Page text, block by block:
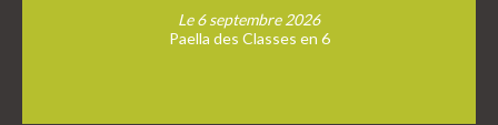
Le 6 septembre 2026
Paella des Classes en 6